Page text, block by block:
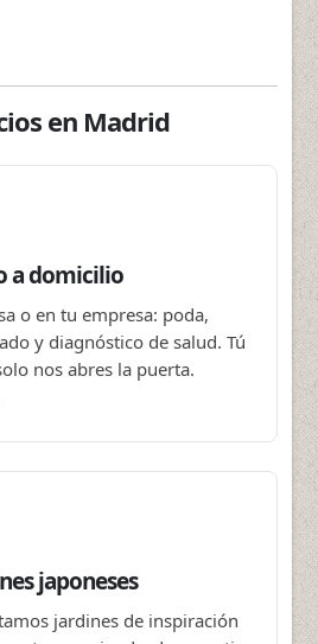
en Madrid
a domicilio
o en tu empresa: poda,
y diagnóstico de salud. Tú
nos abres la puerta.
japoneses
jardines de inspiración